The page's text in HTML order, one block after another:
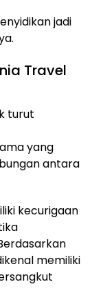
jadi
Travel
turut
yang
antara
kecurigaan
memiliki